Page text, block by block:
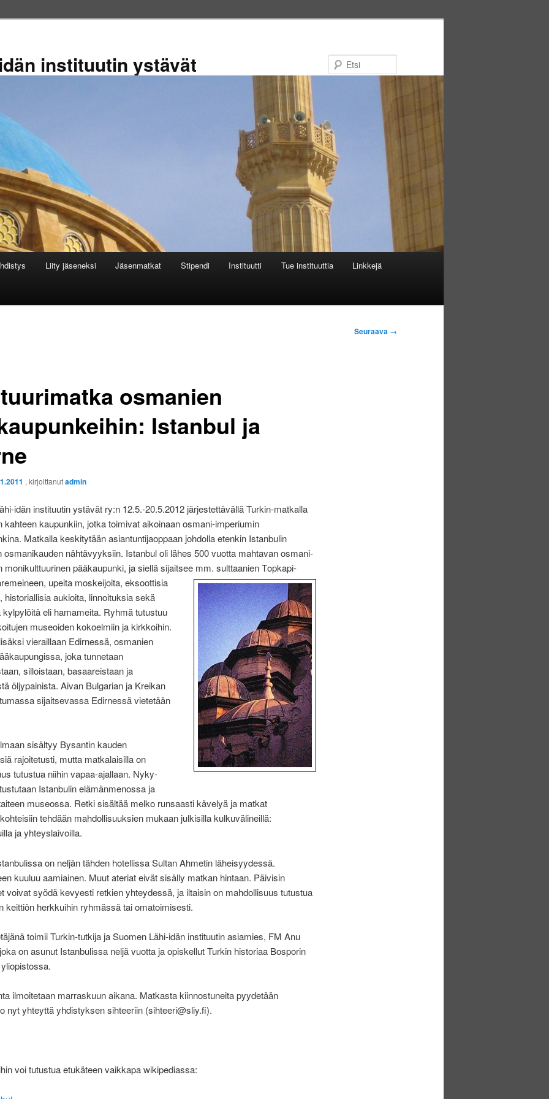
instituutin ystävät
Liity jäseneksi Jäsenmatkat Stipendi Instituutti Tue instituuttia Linkkejä
Seuraava →
osmanien
Istanbul ja
, kirjoittanutadmin
idän instituutin ystävät ry:n 12.5.-20.5.2012 järjestettävällä Turkin-matkalla
kahteen kaupunkiin, jotka toimivat aikoinaan osmani-imperiumin
Matkalla keskitytään asiantuntijaoppaan johdolla etenkin Istanbulin
osmanikauden nähtävyyksiin. Istanbul oli lähes 500 vuotta mahtavan osmani-
monikulttuurinen pääkaupunki, ja siellä sijaitsee mm. sulttaanien Topkapi-
upeita moskeijoita, eksoottisia
historiallisia aukioita, linnoituksia sekä
eli hamameita. Ryhmä tutustuu
museoiden kokoelmiin ja kirkkoihin.
vieraillaan Edirnessä, osmanien
joka tunnetaan
silloistaan, basaareistaan ja
öljypainista. Aivan Bulgarian ja Kreikan
sijaitsevassa Edirnessä vietetään
sisältyy Bysantin kauden
rajoitetusti, mutta matkalaisilla on
tutustua niihin vapaa-ajallaan. Nyky-
Istanbulin elämänmenossa ja
museossa. Retki sisältää melko runsaasti kävelyä ja matkat
tehdään mahdollisuuksien mukaan julkisilla kulkuvälineillä:
ja yhteyslaivoilla.
on neljän tähden hotellissa Sultan Ahmetin läheisyydessä.
kuuluu aamiainen. Muut ateriat eivät sisälly matkan hintaan. Päivisin
voivat syödä kevyesti retkien yhteydessä, ja iltaisin on mahdollisuus tutustua
keittiön herkkuihin ryhmässä tai omatoimisesti.
toimii Turkin-tutkija ja Suomen Lähi-idän instituutin asiamies, FM Anu
on asunut Istanbulissa neljä vuotta ja opiskellut Turkin historiaa Bosporin
ilmoitetaan marraskuun aikana. Matkasta kiinnostuneita pyydetään
nyt yhteyttä yhdistyksen sihteeriin (sihteeri@sliy.fi).
voi tutustua etukäteen vaikkapa wikipediassa: